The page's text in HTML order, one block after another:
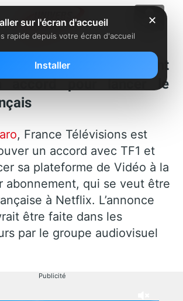
France TV, ont finalement
accord pour lancer le
, France Télévisions est
un accord avec TF1 et
sa plateforme de Vidéo à la
abonnement, qui se veut être
à Netflix. L’annonce
être faite dans les
par le groupe audiovisuel
Publicité
✕
sur l'écran d'accueil
rapide depuis votre écran d'accueil
Installer